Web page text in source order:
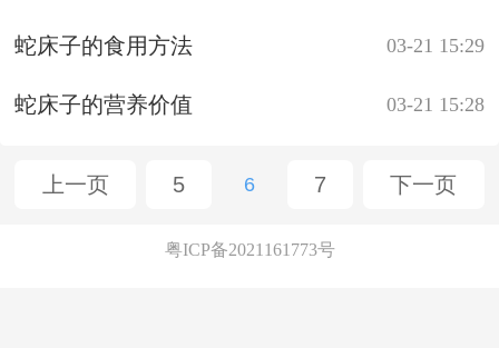
03-21 15:29
蛇床子的食用方法
03-21 15:28
蛇床子的营养价值
上一页 5 6 7 下一页
粤ICP备2021161773号